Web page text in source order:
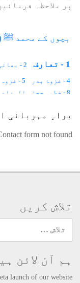
پر ملاحظہ
بچوں کے محمد ﷺ
1 - تعارف 2 - بھائی بھائی
4 - غزوۂ بدر 5 - غزوہ اُحد
8 - خطبہ حجتہ الوداع
براہِ مہربانی
form not found.
تلاش کریں
ہم آن لائن
launch of our website.